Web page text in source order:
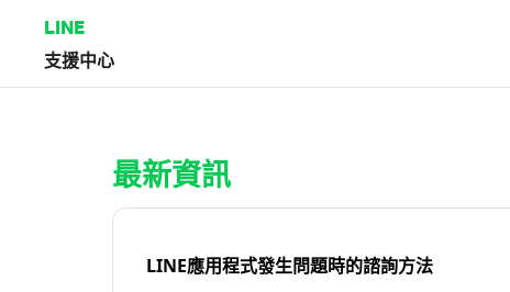
LINE
支援中心
最新資訊
LINE應用程式發生問題時的諮詢方法